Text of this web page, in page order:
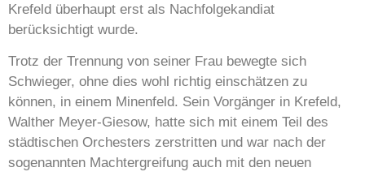
Krefeld überhaupt erst als Nachfolgekandiat
berücksichtigt wurde.
Trotz der Trennung von seiner Frau bewegte sich
Schwieger, ohne dies wohl richtig einschätzen zu
können, in einem Minenfeld. Sein Vorgänger in Krefeld,
Walther Meyer-Giesow, hatte sich mit einem Teil des
städtischen Orchesters zerstritten und war nach der
sogenannten Machtergreifung auch mit den neuen